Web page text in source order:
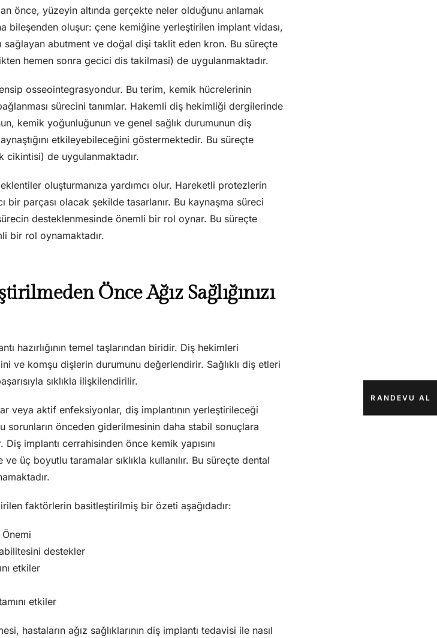
önce, yüzeyin altında gerçekte neler olduğunu anlamak
bileşenden oluşur: çene kemiğine yerleştirilen implant vidası,
sağlayan abutment ve doğal dişi taklit eden kron. Bu süreçte
hemen sonra gecici dis takilmasi) de uygulanmaktadır.
osseointegrasyondur. Bu terim, kemik hücrelerinin
sürecini tanımlar. Hakemli diş hekimliği dergilerinde
kemik yoğunluğunun ve genel sağlık durumunun diş
etkileyebileceğini göstermektedir. Bu süreçte
de uygulanmaktadır.
oluşturmanıza yardımcı olur. Hareketli protezlerin
bir parçası olacak şekilde tasarlanır. Bu kaynaşma süreci
desteklenmesinde önemli bir rol oynar. Bu süreçte
bir rol oynamaktadır.
Önce Ağız Sağlığınızı
hazırlığının temel taşlarından biridir. Diş hekimleri
ve komşu dişlerin durumunu değerlendirir. Sağlıklı diş etleri
sıklıkla ilişkilendirilir.
veya aktif enfeksiyonlar, diş implantının yerleştirileceği
sorunların önceden giderilmesinin daha stabil sonuçlara
implantı cerrahisinden önce kemik yapısını
üç boyutlu taramalar sıklıkla kullanılır. Bu süreçte dental
faktörlerin basitleştirilmiş bir özeti aşağıdadır:
destekler
etkiler
etkiler
hastaların ağız sağlıklarının diş implantı tedavisi ile nasıl
RANDEVU AL